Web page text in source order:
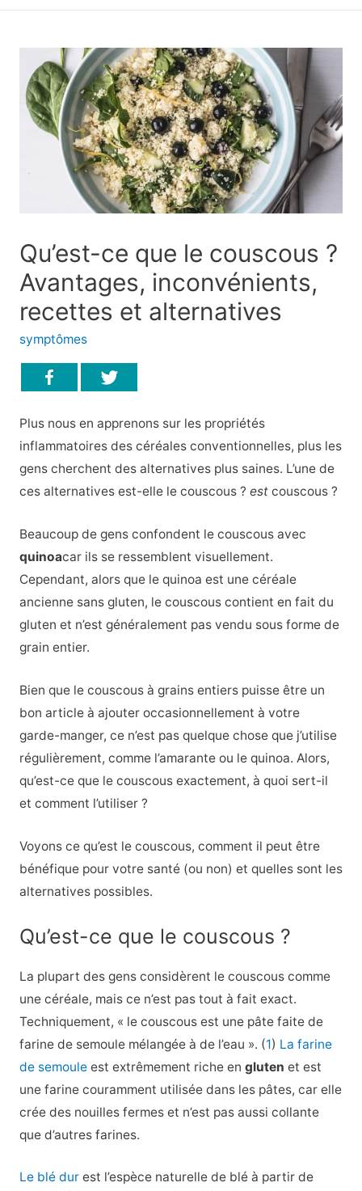
Qu’est-ce que le couscous ?
Avantages, inconvénients,
recettes et alternatives
symptômes
Plus nous en apprenons sur les propriétés
inflammatoires des céréales conventionnelles, plus les
gens cherchent des alternatives plus saines. L’une de
ces alternatives est-elle le couscous ? estcouscous ?
Beaucoup de gens confondent le couscous avec
quinoacar ils se ressemblent visuellement.
Cependant, alors que le quinoa est une céréale
ancienne sans gluten, le couscous contient en fait du
gluten et n’est généralement pas vendu sous forme de
grain entier.
Bien que le couscous à grains entiers puisse être un
bon article à ajouter occasionnellement à votre
garde-manger, ce n’est pas quelque chose que j’utilise
régulièrement, comme l’amarante ou le quinoa. Alors,
qu’est-ce que le couscous exactement, à quoi sert-il
et comment l’utiliser ?
Voyons ce qu’est le couscous, comment il peut être
bénéfique pour votre santé (ou non) et quelles sont les
alternatives possibles.
Qu’est-ce que le couscous ?
La plupart des gens considèrent le couscous comme
une céréale, mais ce n’est pas tout à fait exact.
Techniquement, « le couscous est une pâte faite de
farine de semoule mélangée à de l’eau ». (1) La farine
de semouleest extrêmement riche en gluten et est
une farine couramment utilisée dans les pâtes, car elle
crée des nouilles fermes et n’est pas aussi collante
que d’autres farines.
Le blé durest l’espèce naturelle de blé à partir de